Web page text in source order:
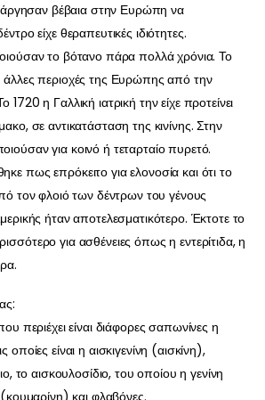
άργησαν βέβαια στην Ευρώπη να
είχε θεραπευτικές ιδιότητες.
το βότανο πάρα πολλά χρόνια. Το
περιοχές της Ευρώπης από την
η Γαλλική ιατρική την είχε προτείνει
σε αντικατάσταση της κινίνης. Στην
για κοινό ή τεταρταίο πυρετό.
πως επρόκειτο για ελονοσία και ότι το
τον φλοιό των δέντρων του γένους
ήταν αποτελεσματικότερο. Έκτοτε το
για ασθένειες όπως η εντερίτιδα, η
περιέχει είναι διάφορες σαπωνίνες η
οποίες είναι η αισκιγενίνη (αισκίνη),
το αισκουλοσίδιο, του οποίου η γενίνη